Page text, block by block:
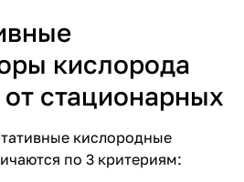
кислорода
стационарных
кислородные
по 3 критериям: